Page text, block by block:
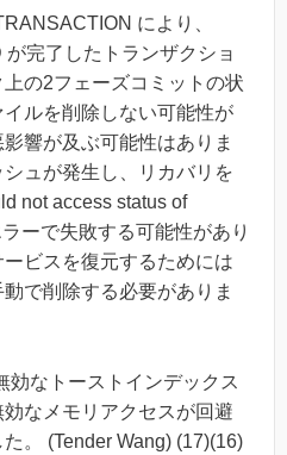
により、
完了したトランザクショ
の2フェーズコミットの状
ルを削除しない可能性が
響が及ぶ可能性はありま
ュが発生し、リカバリを
not access status of
ーで失敗する可能性があり
ビスを復元するためには
で削除する必要がありま
効なトーストインデックス
なメモリアクセスが回避
。 (Tender Wang) (17)(16)